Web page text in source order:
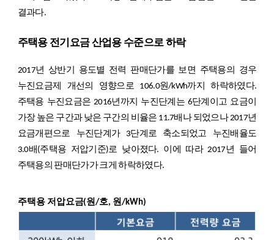
결과다.
주택용 전기요금 산업용 수준으로 하락
2017년 상반기 용도별 전력 판매단가를 보면 주택용의 경우
누진요금제 개선의 영향으로 106.0원/kWh까지 하락하였다.
주택용 누진요금은 2016년까지 누진단계는 6단계이고 요금이
가장 높은 구간과 낮은 구간의 비율은 11.7배나 되었으나 2017년
요금개편으로 누진단계가 3단계로 축소되었고 누진배율도
3.0배(주택용 저압기준)로 낮아졌다. 이에 따라 2017년 들어
주택용의 판매단가가 크게 하락하였다.
주택용 저압요금(원/호, 원/kWh)